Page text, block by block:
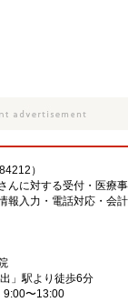
）
んに対する受付・医療
報入力・電話対応・会
」駅より徒歩6分
9:00〜13:00